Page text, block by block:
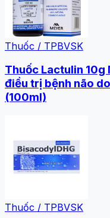
Thuốc / TPBVSK
Thuốc Lactulin
điều trị bệnh não
(100ml)
Thuốc / TPBVSK